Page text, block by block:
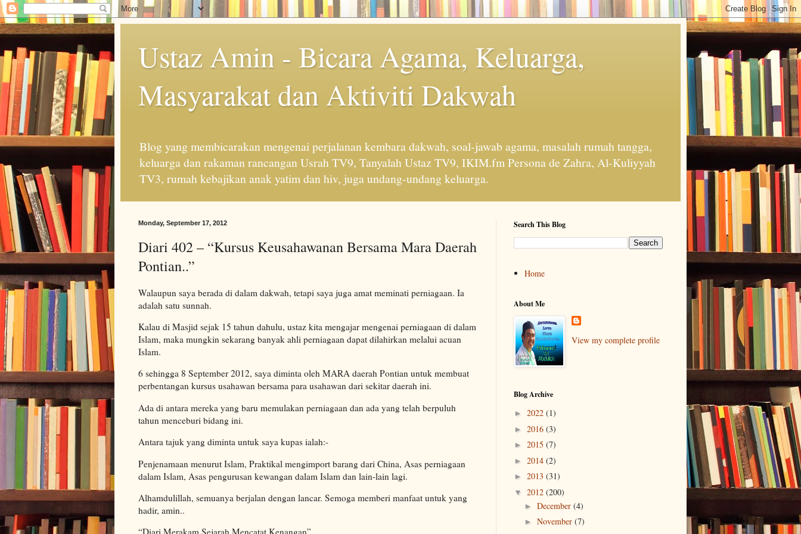
Ustaz Amin - Bicara Agama, Keluarga,
Masyarakat dan Aktiviti Dakwah
Blog yang membicarakan mengenai perjalanan kembara dakwah, soal-jawab agama, masalah rumah tangga,
keluarga dan rakaman rancangan Usrah TV9, Tanyalah Ustaz TV9, IKIM.fm Persona de Zahra, Al-Kuliyyah
TV3, rumah kebajikan anak yatim dan hiv, juga undang-undang keluarga.
Monday, September 17, 2012
Diari 402 – “Kursus Keusahawanan Bersama Mara Daerah
Pontian..”
Walaupun saya berada di dalam dakwah, tetapi saya juga amat meminati perniagaan. Ia
adalah satu sunnah.
Kalau di Masjid sejak 15 tahun dahulu, ustaz kita mengajar mengenai perniagaan di dalam
Islam, maka mungkin sekarang banyak ahli perniagaan dapat dilahirkan melalui acuan
Islam.
6 sehingga 8 September 2012, saya diminta oleh MARA daerah Pontian untuk membuat
perbentangan kursus usahawan bersama para usahawan dari sekitar daerah ini.
Ada di antara mereka yang baru memulakan perniagaan dan ada yang telah berpuluh
tahun menceburi bidang ini.
Antara tajuk yang diminta untuk saya kupas ialah:-
Penjenamaan menurut Islam, Praktikal mengimport barang dari China, Asas perniagaan
dalam Islam, Asas pengurusan kewangan dalam Islam dan lain-lain lagi.
Alhamdulillah, semuanya berjalan dengan lancar. Semoga memberi manfaat untuk yang
hadir, amin..
Search This Blog
Home
About Me
View my complete profile
Blog Archive
► 2022 (1)
► 2016 (3)
► 2015 (7)
► 2014 (2)
► 2013 (31)
▼ 2012 (200)
► December (4)
► November (7)